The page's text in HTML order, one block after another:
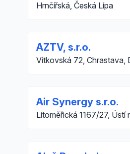
Hrnčířská, Česká Lípa
AZTV, s.r.o.
Vítkovská 72, Chrastava,
Air Synergy s.r.o.
Litoměřická 1167/27,